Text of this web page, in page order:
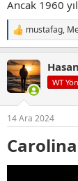
Ancak 1960
T
e
k
i
l
:
mustafag,
WT
14 Ara 2024